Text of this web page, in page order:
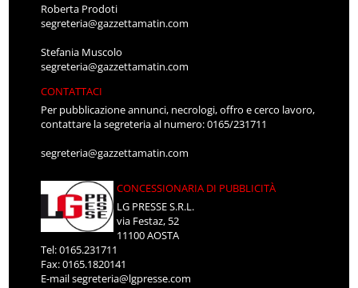
Roberta Prodoti
segreteria@gazzettamatin.com
Stefania Muscolo
segreteria@gazzettamatin.com
CONTATTACI
Per pubblicazione annunci, necrologi, offro e cerco lavoro,
contattare la segreteria al numero: 0165/231711
segreteria@gazzettamatin.com
CONCESSIONARIA DI PUBBLICITÀ
LG PRESSE S.R.L.
via Festaz, 52
11100 AOSTA
Tel: 0165.231711
Fax: 0165.1820141
E-mailsegreteria@lgpresse.com